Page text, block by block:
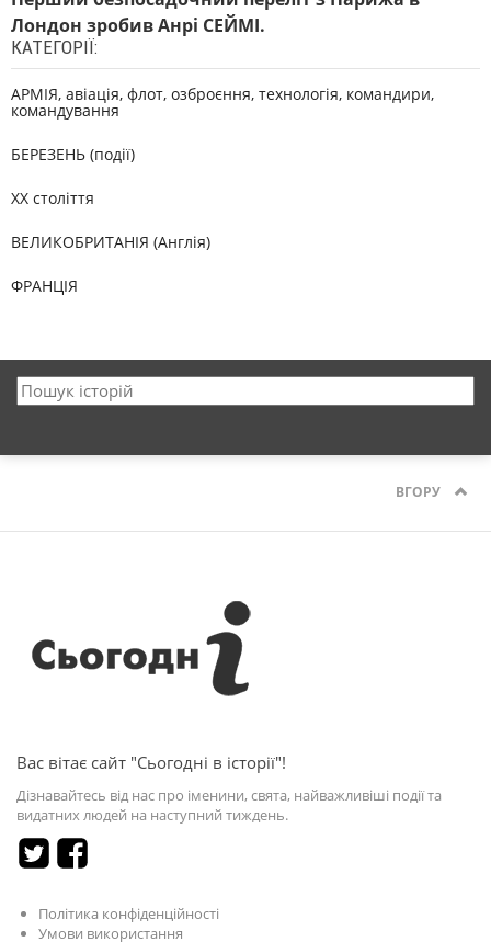
Лондон зробив Анрі СЕЙМІ.
КАТЕГОРІЇ:
АРМІЯ, авіація, флот, озброєння, технологія, командири,
командування
БЕРЕЗЕНЬ (події)
XX століття
ВЕЛИКОБРИТАНІЯ (Англія)
ФРАНЦІЯ
ВГОРУ
Вас вітає сайт "Сьогодні в історії"!
Дізнавайтесь від нас про іменини, свята, найважливіші події та
видатних людей на наступний тиждень.
Політика конфіденційності
Умови використання